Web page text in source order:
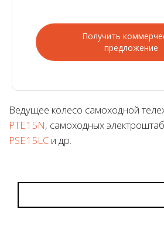
Получить
предложение
Ведущее колесо самоходной
PTE15N, самоходных
PSE15LC и др.